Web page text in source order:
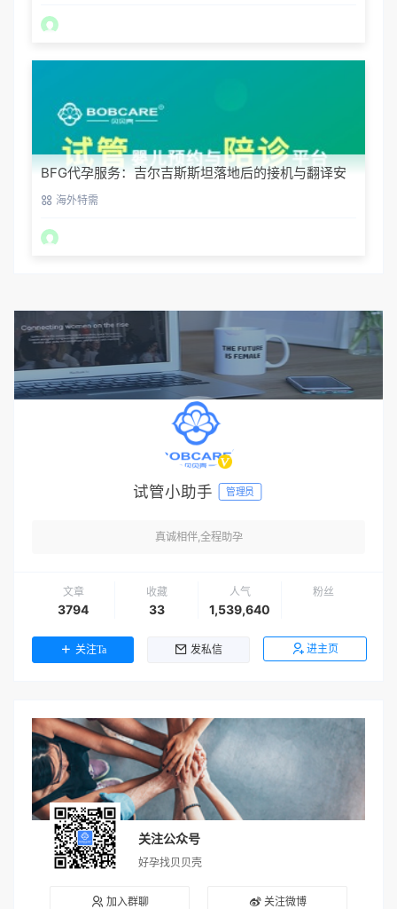
BFG代孕服务：吉尔吉斯斯坦落地后的接机与翻译安
排 海外特需
试管小助手 管理员
真诚相伴,全程助孕
文章
3794
收藏
33
人气
1,539,640
粉丝
关注Ta 发私信 进主页
关注公众号
好孕找贝贝壳
加入群聊 关注微博